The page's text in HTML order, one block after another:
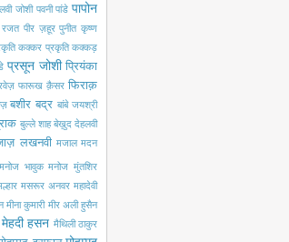
जोशी पवनी पांडे पापोन
रजत पीर ज़हूर पुनीत कृष्ण
कक्कर प्रकृति कक्कड़
प्रसून जोशी प्रियंका
फारूख क़ैसर फिराक़
बशीर बद्र बांबे जयश्री
बुल्ले शाह बेख़ुद देहलवी
लखनवी मजाल मदन
मनोज भावुक मनोज मुंतशिर
मसरूर अनवर महादेवी
मीना कुमारी मीर अली हुसैन
मेहदी हसन मैथिली ठाकुर